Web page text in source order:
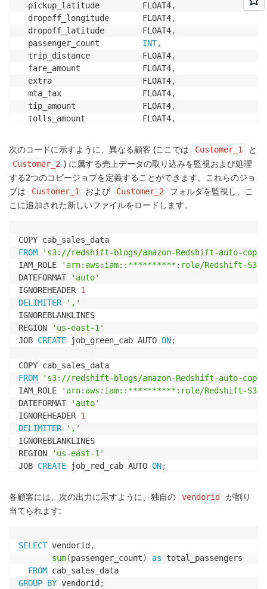
  pickup_latitude         FLOAT4
,
  dropoff_longitude       FLOAT4
,
  dropoff_latitude        FLOAT4
,
  passenger_count
INT,
  trip_distance           FLOAT4
,
  fare_amount             FLOAT4
,
  extra                   FLOAT4
,
  mta_tax                 FLOAT4
,
  tip_amount              FLOAT4
,
  tolls_amount            FLOAT4
,
  improvement_surcharge   FLOAT4
  total_amount            FLOAT4
  payment_type
VARCHAR(4),
  trip_type
VARCHAR( 4)
)
DISTSTYLE EVEN
次のコードに示すように、異なる顧客 (ここでは Customer_1 と
Customer_2 ) に属する売上データの取り込みを監視および処理
する2つのコピージョブを定義することができます。これらのジョ
ブは
Customer_1 および Customer_2
フォルダを監視し、こ
こに追加された新しいファイルをロードします。
FROM
's3://redshift-blogs/amazon-Redshift-auto-copy/
IAM_ROLE
'arn:aws:iam::**********:role/Redshift-S3'
DATEFORMAT
'auto'
IGNOREHEADER 1
DELIMITER
','
IGNOREBLANKLINES
REGION
'us-east-1'
JOB CREATE job_green_cab AUTO ON;
FROM
's3://redshift-blogs/amazon-Redshift-auto-copy/
IAM_ROLE
'arn:aws:iam::**********:role/Redshift-S3'
DATEFORMAT
'auto'
IGNOREHEADER 1
DELIMITER
','
IGNOREBLANKLINES
REGION
'us-east-1'
JOB CREATE job_red_cab AUTO ON;
各顧客には、次の出力に示すように、独自の vendorid
が割り
当てられます:
SELECT vendorid ,
sum(passenger_count) as total_passengers
FROM
GROUP BY vendorid ;